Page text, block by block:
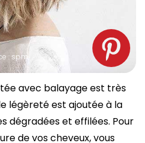
: spm
avec balayage est très
légèreté est ajoutée à la
dégradées et effilées. Pour
de vos cheveux, vous